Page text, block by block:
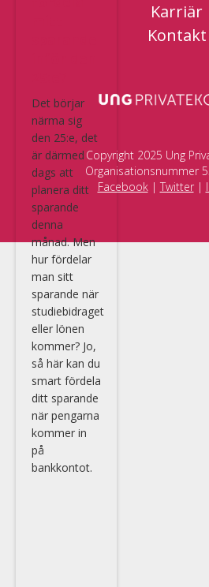
Det börjar
närma sig
den 25:e, det
är därmed
dags att
planera ditt
sparande
denna
månad. Men
hur fördelar
man sitt
sparande när
studiebidraget
eller lönen
kommer? Jo,
så här kan du
smart fördela
ditt sparande
när pengarna
kommer in
på
bankkontot.
Karriär
Kontakt
Copyright 2025 Ung
Organisationsnummer
Facebook| Twitter|